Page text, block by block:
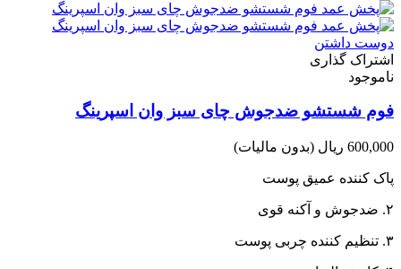
دوست داشتن
اشتراک گذاری
ناموجود
فوم شستشو ضدجوش چای سبز وان اسپرینگ
600,000 ریال (بدون مالیات)
پاک کننده عمیق پوست
۲. ضدجوش و آکنه قوی
۳. تنظیم کننده چربی پوست